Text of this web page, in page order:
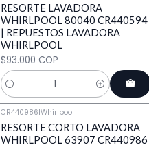
RESORTE LAVADORA
WHIRLPOOL 80040 CR440594
| REPUESTOS LAVADORA
WHIRLPOOL
$93.000 COP
Cantidad
CR440986|Whirlpool
RESORTE CORTO LAVADORA
WHIRLPOOL 63907 CR440986